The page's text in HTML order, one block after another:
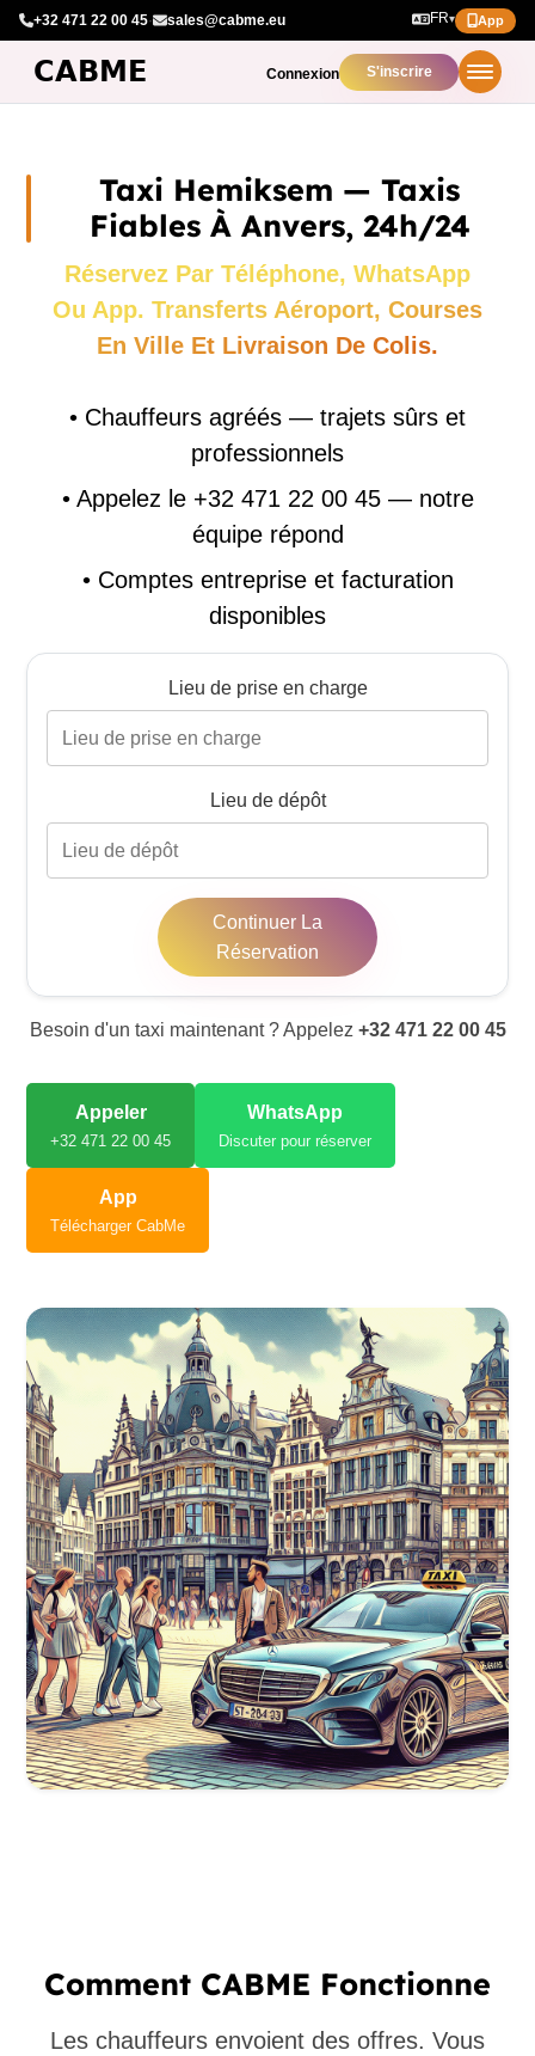
+32 471 22 00 45· sales@cabme.eu FR▾ App
Connexion S'inscrire
Taxi Hemiksem — Taxis
Fiables À Anvers, 24h/24
Réservez Par Téléphone, WhatsApp
Ou App. Transferts Aéroport, Courses
En Ville Et Livraison De Colis.
• Chauffeurs agréés — trajets sûrs et
professionnels
• Appelez le +32 471 22 00 45 — notre
équipe répond
• Comptes entreprise et facturation
disponibles
Lieu de prise en charge
Lieu de dépôt
Continuer La
Réservation
Besoin d'un taxi maintenant ? Appelez +32 471 22 00 45
Appeler
+32 471 22 00 45
WhatsApp
Discuter pour réserver
App
Télécharger CabMe
Comment CABME Fonctionne
Les chauffeurs envoient des offres. Vous